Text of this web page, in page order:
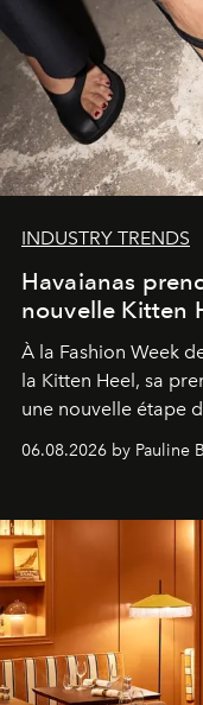
INDUSTRY TRENDS
Havaianas
nouvelle Kitten
À la Fashion Week
la Kitten Heel, sa
une nouvelle étape
06.08.2026 by Pauline